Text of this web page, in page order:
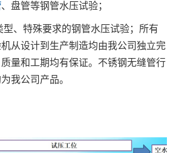
、盘管等钢管水压试验；
型、特殊要求的钢管水压试验；所有
从设计到生产制造均由我公司独立完
量和工期均有保证。不锈钢无缝管行
我公司产品。